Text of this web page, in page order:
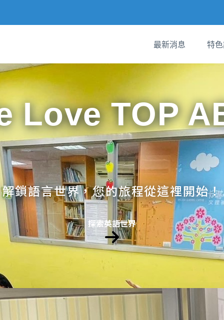
最新消息 特
Love TOP
解鎖語言世界，您的旅程從這裡開始！
探索英語世界